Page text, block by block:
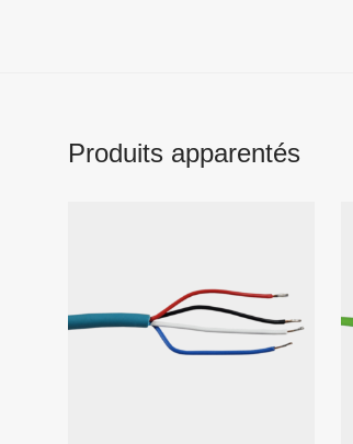
Produits apparentés